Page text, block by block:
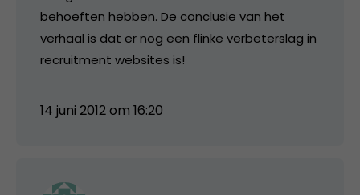
behoeften hebben. De conclusie van het
verhaal is dat er nog een flinke verbeterslag in
recruitment websites is!
14 juni 2012 om 16:20